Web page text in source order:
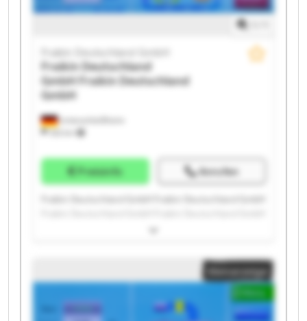
Unterschleißheim
332 km
Fraikin Deutschland GmbH
Fraikin Deutschland
GmbHFraikin Deutschland
GmbH
Preisinfo Anrufen
Fraikin Deutschland GmbH Fraikin Deutschland GmbH
Fraikin Deutschland GmbH Fraikin Deutschland GmbH
Fraikin Deutschland GmbH Fraikin Deutschland GmbH
Fraikin Deutschland GmbH Fraikin Deutschland GmbH
Fraikin Deutschland GmbH Fraikin Deutschland GmbH
Fraikin Deutschland GmbH Fraikin Deutschland GmbH
Kleinanzeige